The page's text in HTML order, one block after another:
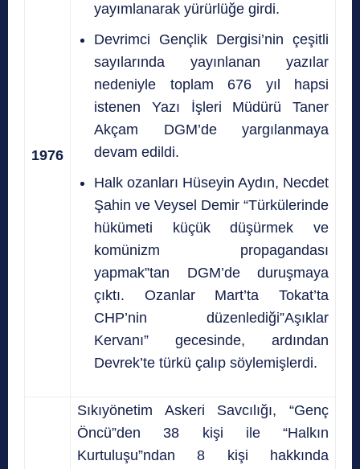
1976
yayımlanarak yürürlüğe girdi.
Devrimci Gençlik Dergisi’nin çeşitli
sayılarında yayınlanan yazılar
nedeniyle toplam 676 yıl hapsi
istenen Yazı İşleri Müdürü Taner
Akçam DGM’de yargılanmaya
devam edildi.
Halk ozanları Hüseyin Aydın, Necdet
Şahin ve Veysel Demir “Türkülerinde
hükümeti küçük düşürmek ve
komünizm propagandası
yapmak”tan DGM’de duruşmaya
çıktı. Ozanlar Mart’ta Tokat’ta
CHP’nin düzenlediği”Aşıklar
Kervanı” gecesinde, ardından
Devrek’te türkü çalıp söylemişlerdi.
Sıkıyönetim Askeri Savcılığı, “Genç
Öncü”den 38 kişi ile “Halkın
Kurtuluşu”ndan 8 kişi hakkında